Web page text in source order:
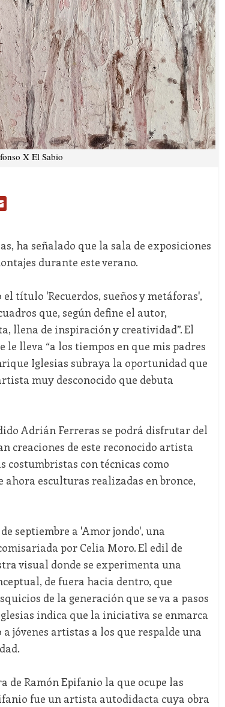
X El Sabio
ha señalado que la sala de exposiciones
durante este verano.
título 'Recuerdos, sueños y metáforas',
que, según define el autor,
llena de inspiración y creatividad”. El
lleva “a los tiempos en que mis padres
Iglesias subraya la oportunidad que
muy desconocido que debuta
Adrián Ferreras se podrá disfrutar del
creaciones de este reconocido artista
costumbristas con técnicas como
ahora esculturas realizadas en bronce,
septiembre a 'Amor jondo', una
por Celia Moro. El edil de
visual donde se experimenta una
de fuera hacia dentro, que
de la generación que se va a pasos
indica que la iniciativa se enmarca
jóvenes artistas a los que respalde una
de Ramón Epifanio la que ocupe las
fue un artista autodidacta cuya obra